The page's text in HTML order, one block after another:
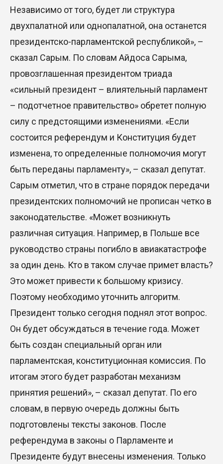
Независимо от того, будет ли структура
двухпалатной или однопалатной, она останется
президентско-парламентской республикой», –
сказал Сарым. По словам Айдоса Сарыма,
провозглашенная президентом триада
«сильный президент – влиятельный парламент
– подотчетное правительство» обретет полную
силу с предстоящими изменениями. «Если
состоится референдум и Конституция будет
изменена, то определенные полномочия могут
быть переданы парламенту», – сказал депутат.
Сарым отметил, что в стране порядок передачи
президентских полномочий не прописан четко в
законодательстве. «Может возникнуть
различная ситуация. Например, в Польше все
руководство страны погибло в авиакатастрофе
за один день. Кто в таком случае примет власть?
Это может привести к большому кризису.
Поэтому необходимо уточнить алгоритм.
Президент только сегодня поднял этот вопрос.
Он будет обсуждаться в течение года. Может
быть создан специальный орган или
парламентская, конституционная комиссия. По
итогам этого будет разработан механизм
принятия решений», – сказал депутат. По его
словам, в первую очередь должны быть
подготовлены тексты законов. После
референдума в законы о Парламенте и
Президенте будут внесены изменения. Только